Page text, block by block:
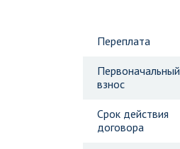
Переплата
Первоначальный
взнос
Срок действия
договора